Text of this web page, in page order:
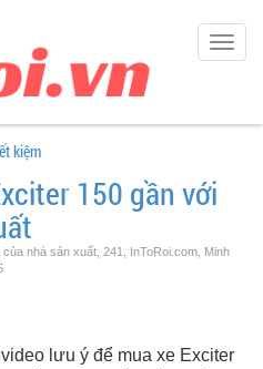
kiệm
150 gần với
nhà sản xuất, 241, InToRoi.com, Minh
lưu ý để mua xe Exciter